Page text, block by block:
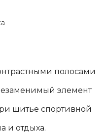
полосами
элемент
шитье спортивной
и отдыха.